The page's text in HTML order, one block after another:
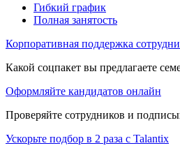
Гибкий график
Полная занятость
Корпоративная поддержка
Какой соцпакет вы предлагаете
Оформляйте кандидатов онлайн
Проверяйте сотрудников и
Ускорьте подбор в 2 раза с Talantix